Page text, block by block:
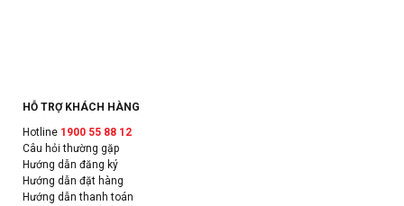
HỖ TRỢ KHÁCH HÀNG
Hotline 1900 55 88 12
Câu hỏi thường gặp
Hướng dẫn đăng ký
Hướng dẫn đặt hàng
Hướng dẫn thanh toán